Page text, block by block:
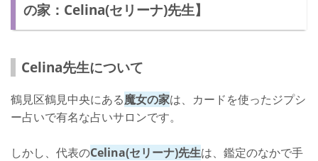
の家：Celina(セリーナ)先生】
Celina先生について
鶴見区鶴見中央にある魔女の家は、カードを使ったジプシ
ー占いで有名な占いサロンです。
しかし、代表のCelina(セリーナ)先生は、鑑定のなかで手